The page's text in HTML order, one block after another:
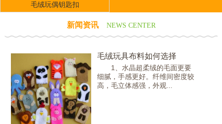
毛绒玩偶钥匙扣
新闻资讯 NEWS CENTER
毛绒玩具布料如何选择
1、水晶超柔绒的毛面更要
细腻，手感更好。纤维间密度较
高，毛立体感强，外观...